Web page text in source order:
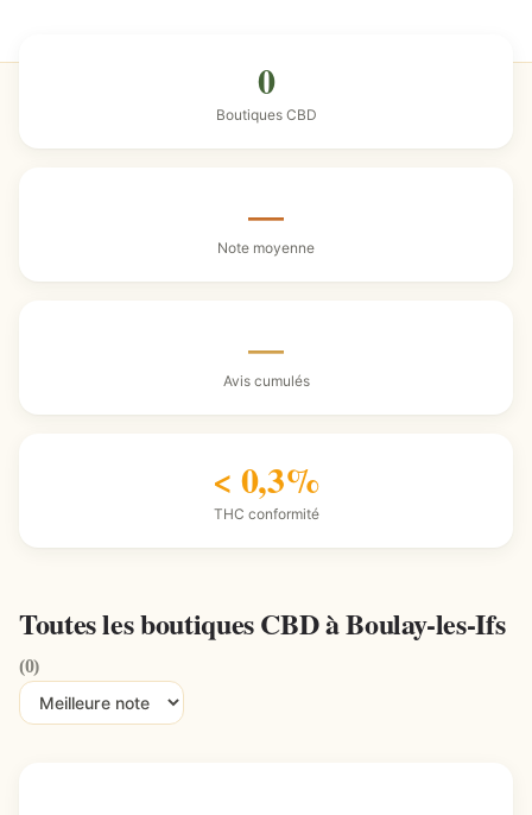
0
Boutiques CBD
—
Note moyenne
—
Avis cumulés
< 0,3%
THC conformité
Toutes les boutiques CBD à Boulay-les-Ifs
(0)